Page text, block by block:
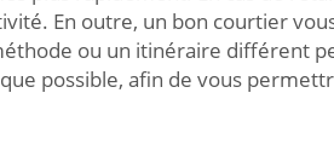
En outre, un bon courtier
ou un itinéraire différent
possible, afin de vous